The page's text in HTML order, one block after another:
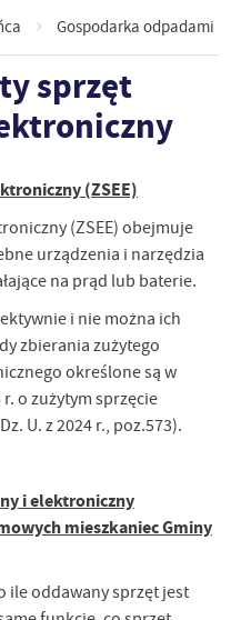
Gospodarka odpadami
sprzęt
(ZSEE)
(ZSEE) obejmuje
urządzenia i narzędzia
na prąd lub baterie.
i nie można ich
zbierania zużytego
określone są w
o zużytym sprzęcie
U. z 2024 r., poz.573).
i elektroniczny
mieszkaniec Gminy
ile oddawany sprzęt jest